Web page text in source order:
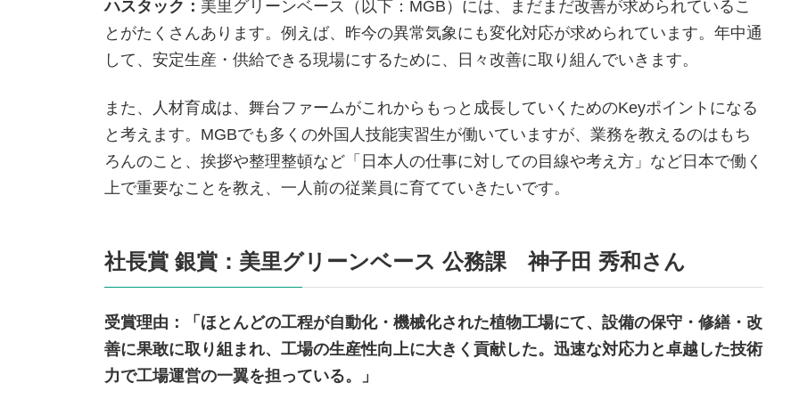
ハスタック ： 美里グリーンベース（以下：MGB）には、まだまだ改善が求められているこ
とがたくさんあります。例えば、昨今の異常気象にも変化対応が求められています。年中通
して、安定生産・供給できる現場にするために、日々改善に取り組んでいきます。
また、人材育成は、舞台ファームがこれからもっと成長していくためのKeyポイントになる
と考えます。MGBでも多くの外国人技能実習生が働いていますが、業務を教えるのはもち
ろんのこと、挨拶や整理整頓など「日本人の仕事に対しての目線や考え方」など日本で働く
上で重要なことを教え、一人前の従業員に育てていきたいです。
社長賞 銀賞：美里グリーンベース 公務課 神子田 秀和さん
受賞理由：「ほとんどの工程が自動化・機械化された植物工場にて、設備の保守・修繕・改
善に果敢に取り組まれ、工場の生産性向上に大きく貢献した。迅速な対応力と卓越した技術
力で工場運営の一翼を担っている。」